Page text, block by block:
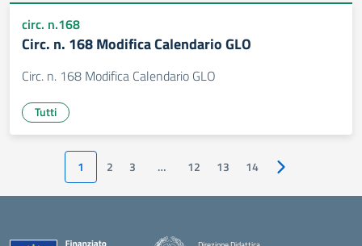
circ. n.168
Circ. n. 168 Modifica Calendario GLO
Circ. n. 168 Modifica Calendario GLO
Tutti
1 2 3 … 12 13 14 Pagina